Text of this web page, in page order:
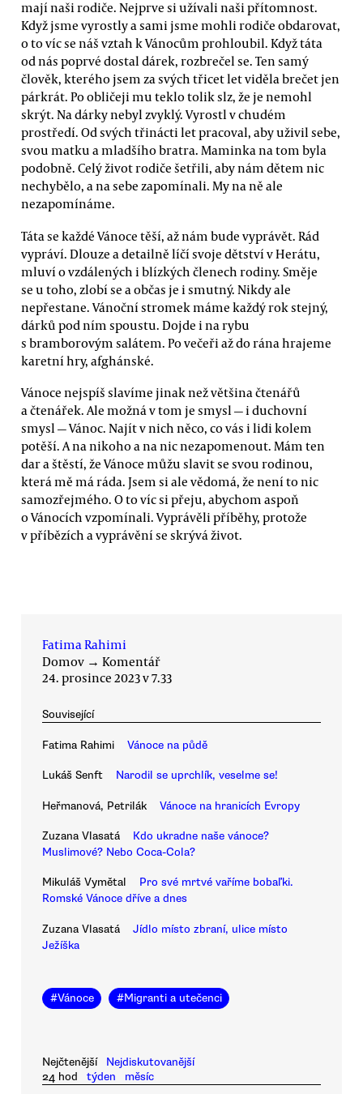
mají naši rodiče. Nejprve si užívali naši přítomnost.
Když jsme vyrostly a sami jsme mohli rodiče obdarovat,
o to víc se náš vztah k Vánocům prohloubil. Když táta
od nás poprvé dostal dárek, rozbrečel se. Ten samý
člověk, kterého jsem za svých třicet let viděla brečet jen
párkrát. Po obličeji mu teklo tolik slz, že je nemohl
skrýt. Na dárky nebyl zvyklý. Vyrostl v chudém
prostředí. Od svých třinácti let pracoval, aby uživil sebe,
svou matku a mladšího bratra. Maminka na tom byla
podobně. Celý život rodiče šetřili, aby nám dětem nic
nechybělo, a na sebe zapomínali. My na ně ale
nezapomínáme.
Táta se každé Vánoce těší, až nám bude vyprávět. Rád
vypráví. Dlouze a detailně líčí svoje dětství v Herátu,
mluví o vzdálených i blízkých členech rodiny. Směje
se u toho, zlobí se a občas je i smutný. Nikdy ale
nepřestane. Vánoční stromek máme každý rok stejný,
dárků pod ním spoustu. Dojde i na rybu
s bramborovým salátem. Po večeři až do rána hrajeme
karetní hry, afghánské.
Vánoce nejspíš slavíme jinak než většina čtenářů
a čtenářek. Ale možná v tom je smysl — i duchovní
smysl — Vánoc. Najít v nich něco, co vás i lidi kolem
potěší. A na nikoho a na nic nezapomenout. Mám ten
dar a štěstí, že Vánoce můžu slavit se svou rodinou,
která mě má ráda. Jsem si ale vědomá, že není to nic
samozřejmého. O to víc si přeju, abychom aspoň
o Vánocích vzpomínali. Vyprávěli příběhy, protože
v příbězích a vyprávění se skrývá život.
Fatima Rahimi
Domov → Komentář
24. prosince 2023 v 7.33
Související
Fatima Rahimi Vánoce na půdě
Lukáš Senft Narodil se uprchlík, veselme se!
Heřmanová, Petrilák Vánoce na hranicích Evropy
Zuzana Vlasatá
Kdo ukradne naše vánoce?
Muslimové? Nebo Coca-Cola?
Mikuláš Vymětal
Pro své mrtvé vaříme bobaľki.
Romské Vánoce dříve a dnes
Zuzana Vlasatá
Jídlo místo zbraní, ulice místo
Ježíška
#Vánoce #Migranti a utečenci
Nejčtenější
Nejdiskutovanější
24 hod
týden měsíc